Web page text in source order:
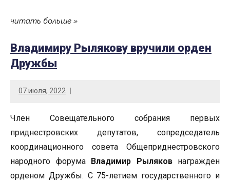
читать больше
Владимиру Рылякову вручили орден
Дружбы
07 июля, 2022
Член Совещательного собрания первых
приднестровских депутатов, сопредседатель
координационного совета Общеприднестровского
народного форума Владимир Рыляковнагражден
орденом Дружбы. С 75-летием государственного и